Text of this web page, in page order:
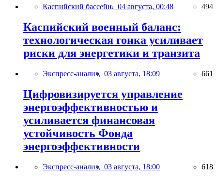
Каспийский бассейн, 04 августа, 00:48 494
Каспийский военный баланс:
технологическая гонка усиливает
риски для энергетики и транзита
Экспресс-анализ, 03 августа, 18:09 661
Цифровизируется управление
энергоэффективностью и
усиливается финансовая
устойчивость Фонда
энергоэффективности
Экспресс-анализ, 03 августа, 18:00 618